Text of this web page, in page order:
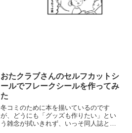
おたクラブさんのセルフカットシ
ールでフレークシールを作ってみ
た
冬コミのために本を描いているのです
が、どうにも「グッズも作りたい」とい
う雑念が拭いきれず、いっそ同人誌と同